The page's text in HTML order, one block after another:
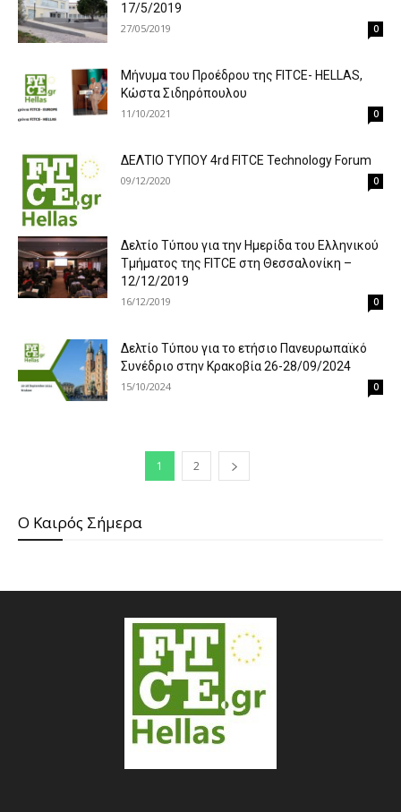
17/5/2019
27/05/2019 0
Μήνυμα του Προέδρου της FITCE- HELLAS,
Κώστα Σιδηρόπουλου
11/10/2021 0
ΔΕΛΤΙΟ ΤΥΠΟΥ 4rd FITCE Technology Forum
09/12/2020 0
Δελτίο Τύπου για την Ημερίδα του Ελληνικού
Τμήματος της FITCE στη Θεσσαλονίκη –
12/12/2019
16/12/2019 0
Δελτίο Τύπου για τo ετήσιο Πανευρωπαϊκό
Συνέδριο στην Κρακοβία 26-28/09/2024
15/10/2024 0
1 2
O Καιρός Σήμερα